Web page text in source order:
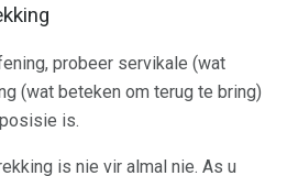
probeer servikale (wat
(wat beteken om terug te bring)
is.
is nie vir almal nie. As u